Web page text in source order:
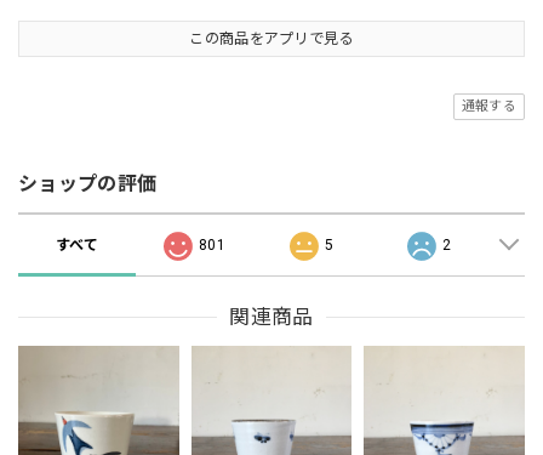
この商品をアプリで見る
通報する
ショップの評価
すべて 801 5 2
関連商品